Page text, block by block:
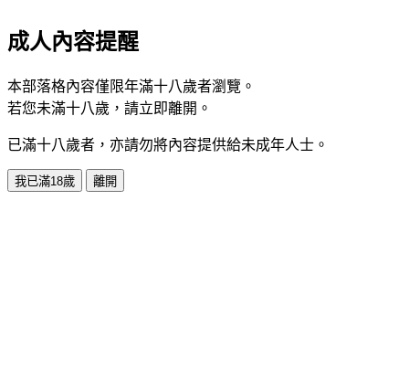
成人內容提醒
本部落格內容僅限年滿十八歲者瀏覽。
若您未滿十八歲，請立即離開。
已滿十八歲者，亦請勿將內容提供給未成年人士。
我已滿18歲 離開